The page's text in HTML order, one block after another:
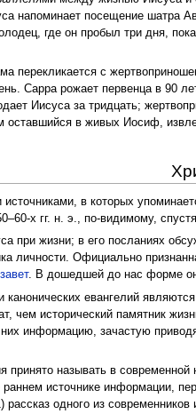
напоминает посещение шатра
где он пробыл три дня, пока
перекликается с
Сарра рожает первенца в 90
Иисуса за тридцать;
оставшийся в живых Иосиф,
в которых
х гг. н. э., по-видимому,
при жизни; в его посланиях
личности. Официально
. В дошедшей до нас форме
канонических евангелий
чем исторический памятник
информацию, зачастую
принято называть в
источнике информации,
рассказ одного из